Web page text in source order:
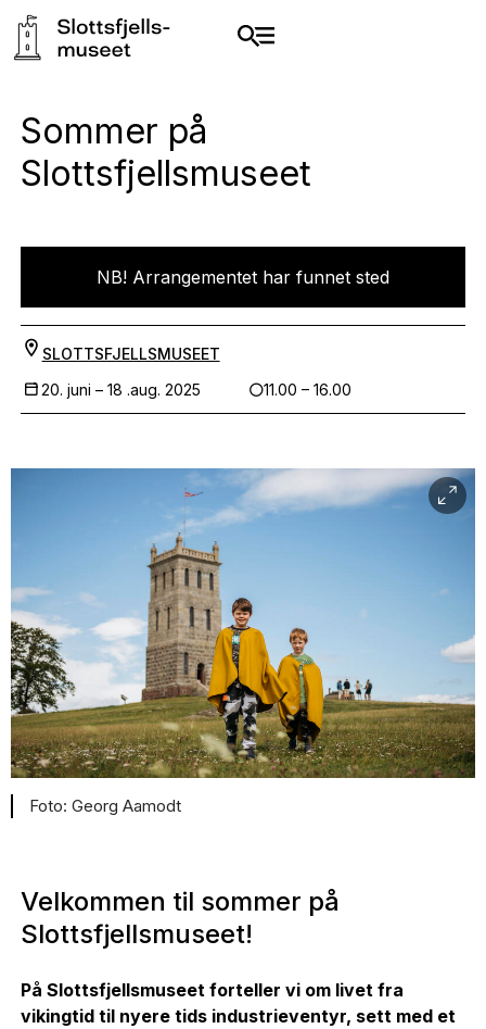
Sommer på
Slottsfjellsmuseet
NB! Arrangementet har funnet sted
SLOTTSFJELLSMUSEET
20. juni – 18 .aug. 2025 11.00 – 16.00
Georg Aamodt
Velkommen til sommer på
Slottsfjellsmuseet!
På Slottsfjellsmuseet forteller vi om livet fra
vikingtid til nyere tids industrieventyr, sett med et